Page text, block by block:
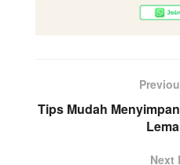
Tips Mudah
Next